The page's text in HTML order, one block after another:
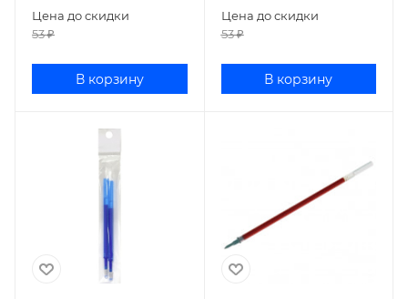
Цена до скидки
53₽
В корзину
Цена до скидки
53₽
В корзину